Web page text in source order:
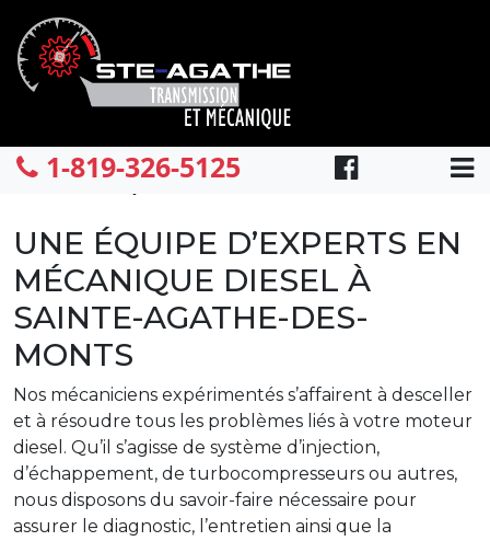
CONTACT
PROPOS
1-
819-
326-
5125
1-819-326-5125
Mécanique diesel
UNE ÉQUIPE D’EXPERTS EN
MÉCANIQUE DIESEL À
SAINTE-AGATHE-DES-
MONTS
Nos mécaniciens expérimentés s’affairent à desceller
et à résoudre tous les problèmes liés à votre moteur
diesel. Qu’il s’agisse de système d’injection,
d’échappement, de turbocompresseurs ou autres,
nous disposons du savoir-faire nécessaire pour
assurer le diagnostic, l’entretien ainsi que la